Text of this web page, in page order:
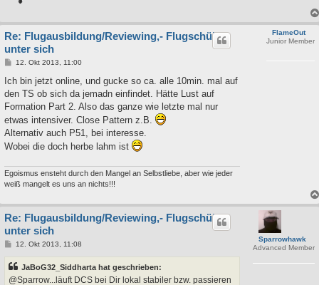
FlameOut
Junior Member
Re: Flugausbildung/Reviewing,- Flugschüler
unter sich
B
i
r
a
12. Okt 2013, 11:00
Ich bin jetzt online, und gucke so ca. alle 10min. mal auf
den TS ob sich da jemadn einfindet. Hätte Lust auf
Formation Part 2. Also das ganze wie letzte mal nur
etwas intensiver. Close Pattern z.B.
Alternativ auch P51, bei interesse.
Wobei die doch herbe lahm ist
Egoismus ensteht durch den Mangel an Selbstliebe, aber wie jeder
weiß mangelt es uns an nichts!!!
Sparrowhawk
Advanced Member
Re: Flugausbildung/Reviewing,- Flugschüler
unter sich
B
t
r
12. Okt 2013, 11:08
JaBoG32_Siddharta hat geschrieben:
@Sparrow...läuft DCS bei Dir lokal stabiler bzw. passieren